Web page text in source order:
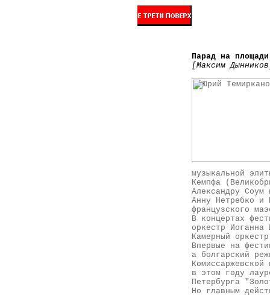
Парад на площади
[Максим
музыкальной
Кемпфа
Александру Соум
Анну Нетребко и
французского
В концертах
оркестр Иоганна
Камерный
Впервые на
а болгарский
в этом году
Петербурга
Но главным